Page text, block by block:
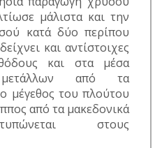
μάλιστα και την
κατά δύο περίπου
και αντίστοιχες
και στα μέσα
από τα
μέγεθος του πλούτου
από τα μακεδονικά
στους